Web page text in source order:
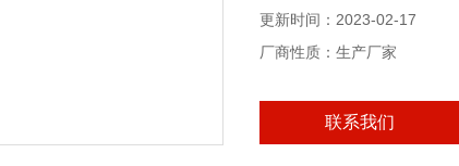
更新时间：2023-02-17
厂商性质：生产厂家
联系我们